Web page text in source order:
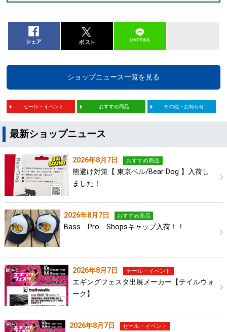
ショップニュース一覧を見る
セール・イベント おすすめ商品 その他・お知らせ
最新ショップニュース
2026年8月7日 おすすめ商品
熊避け対策【 東京ベル/Bear Dog 】入荷し
ました！
2026年8月7日 おすすめ商品
Bass Pro Shopsキャップ入荷！！
2026年8月7日 セール・イベント
エギングフェスタ出展メーカー【テイルウォ
ーク】
2026年8月7日 セール・イベント